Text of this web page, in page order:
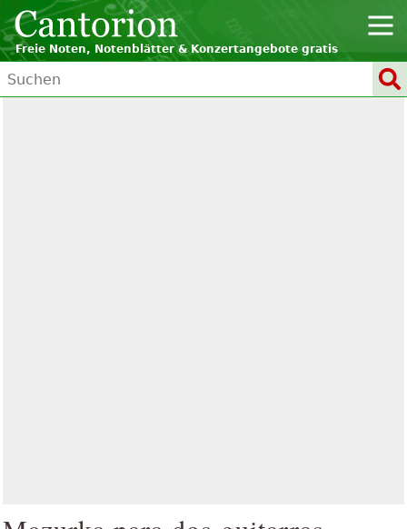
Freie Noten, Notenblätter & Konzertangebote gratis